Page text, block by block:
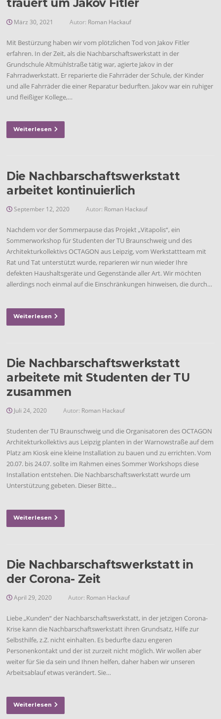
trauert um Jakov Fitler
März 30, 2021 Autor: Roman Hackauf
Mit Bestürzung haben wir vom plötzlichen Tod von Jakov Fitler
erfahren. In der Zeit, als die Nachbarschaftswerkstatt in der
Grundschule Altmühlstraße tätig war, agierte Jakov in der
Fahrradwerkstatt. Er reparierte die Fahrräder der Schule, der Kinder
und alle Fahrräder die einer Reparatur bedurften. Jakov war ein ruhiger
und fleißiger Kollege,…
Weiterlesen
Die Nachbarschaftswerkstatt
arbeitet kontinuierlich
September 12, 2020 Autor: Roman Hackauf
Nachdem vor der Sommerpause das Projekt „Vitapolis“, ein
Sommerworkshop für Studenten der TU Braunschweig und des
Architekturkollektivs OCTAGON aus Leipzig, vom Werkstattteam mit
Rat und Tat unterstützt wurde, reparieren wir nun wieder Ihre
defekten Haushaltsgeräte und Gegenstände aller Art. Wir möchten
allerdings noch einmal auf die Einschränkungen hinweisen, die durch…
Weiterlesen
Die Nachbarschaftswerkstatt
arbeitete mit Studenten der TU
zusammen
Juli 24, 2020 Autor: Roman Hackauf
Studenten der TU Braunschweig und die Organisatoren des OCTAGON
Architekturkollektivs aus Leipzig planten in der Warnowstraße auf dem
Platz am Kiosk eine kleine Installation zu bauen und zu errichten. Vom
20.07. bis 24.07. sollte im Rahmen eines Sommer Workshops diese
Installation entstehen. Die Nachbarschaftswerkstatt wurde um
Unterstützung gebeten. Dieser Bitte…
Weiterlesen
Die Nachbarschaftswerkstatt in
der Corona- Zeit
April 29, 2020 Autor: Roman Hackauf
Liebe „Kunden“ der Nachbarschaftswerkstatt, in der jetzigen Corona-
Krise kann die Nachbarschaftswerkstatt ihren Grundsatz, Hilfe zur
Selbsthilfe, z.Z. nicht einhalten. Es bedurfte dazu engeren
Personenkontakt und der ist zurzeit nicht möglich. Wir wollen aber
weiter für Sie da sein und Ihnen helfen, daher haben wir unseren
Arbeitsablauf etwas verändert. Sie…
Weiterlesen